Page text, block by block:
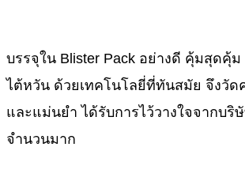
บรรจุใน Blister Pack อย่างดี คุ้มสุดคุ้ม
ไต้หวัน ด้วยเทคโนโลยี่ที่ทันสมัย จึงวัด
และแม่นยำ ได้รับการไว้วางใจจากบริ
จำนวนมาก